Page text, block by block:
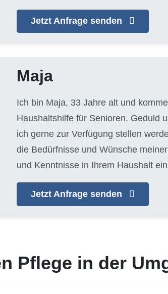
Jetzt Anfrage senden
Maja
Ich bin Maja, 33 Jahre alt und
Haushaltshilfe für Senioren. Geduld
ich gerne zur Verfügung stellen
die Bedürfnisse und Wünsche
und Kenntnisse in Ihrem Haushalt
Jetzt Anfrage senden
Pflege in der